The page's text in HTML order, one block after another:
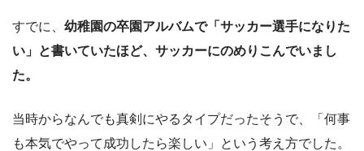
すでに、 幼稚園の卒園アルバムで「サッカー選手になりた
い」と書いていたほど、サッカーにのめりこんでいまし
た。
当時からなんでも真剣にやるタイプだったそうで、「何事
も本気でやって成功したら楽しい」という考え方でした。